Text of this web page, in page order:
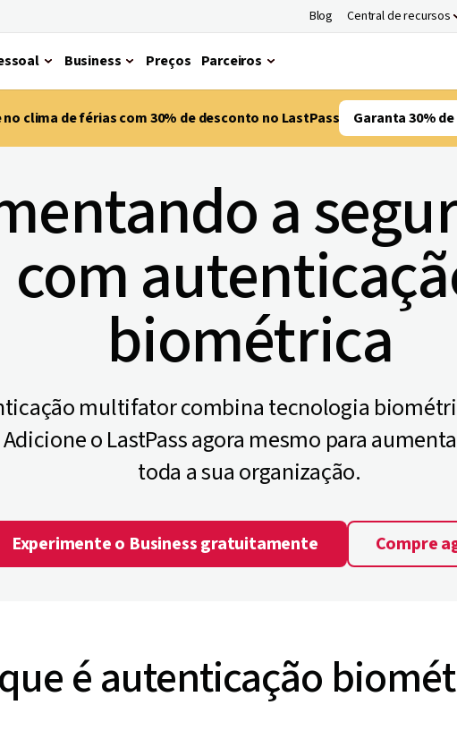
Blog Central de recursos
Business Preços Parceiros
no clima de férias com 30% de desconto no LastPass Garanta 30%
a
com
biométrica
multifator combina tecnologia
o LastPass agora mesmo para
toda a sua organização.
Experimente o Business gratuitamente Compre
é autenticação